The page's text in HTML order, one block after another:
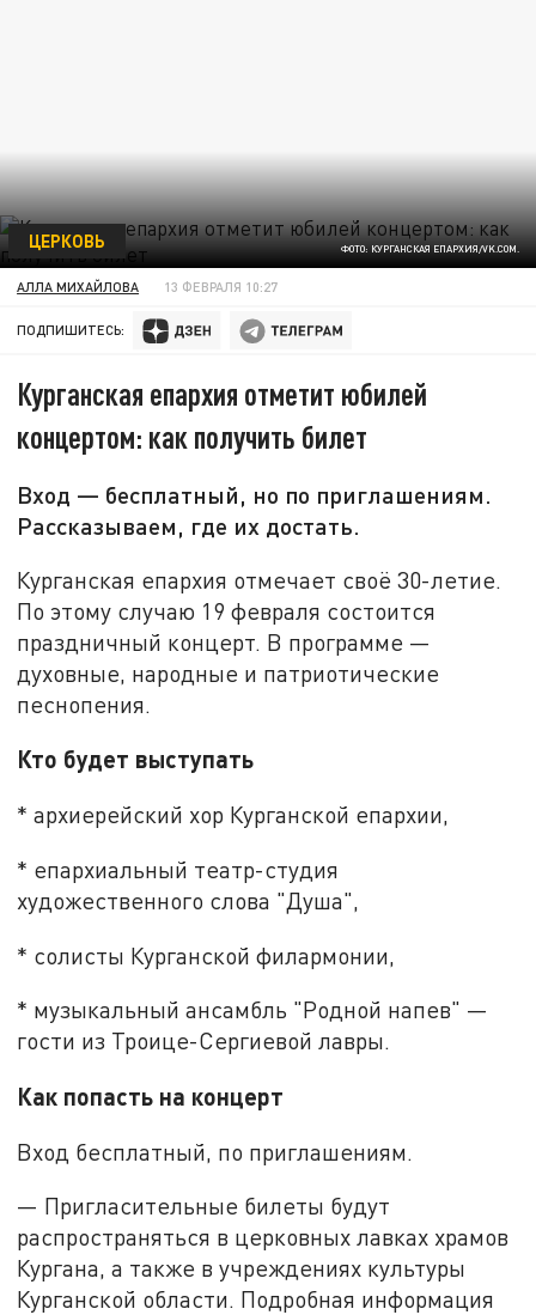
ФОТО: КУРГАНСКАЯ ЕПАРХИЯ/VK.COM.
ЦЕРКОВЬ
АЛЛА МИХАЙЛОВА 13 ФЕВРАЛЯ 10:27
ПОДПИШИТЕСЬ:
Курганская епархия отметит юбилей
концертом: как получить билет
Вход — бесплатный, но по приглашениям.
Рассказываем, где их достать.
Курганская епархия отмечает своё 30-летие.
По этому случаю 19 февраля состоится
праздничный концерт. В программе —
духовные, народные и патриотические
песнопения.
Кто будет выступать
* архиерейский хор Курганской епархии,
* епархиальный театр-студия
художественного слова "Душа",
* солисты Курганской филармонии,
* музыкальный ансамбль "Родной напев" —
гости из Троице-Сергиевой лавры.
Как попасть на концерт
Вход бесплатный, по приглашениям.
— Пригласительные билеты будут
распространяться в церковных лавках храмов
Кургана, а также в учреждениях культуры
Курганской области. Подробная информация